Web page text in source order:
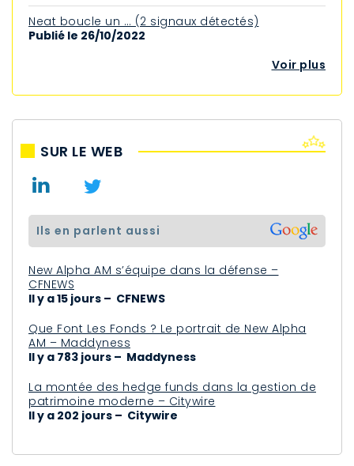
Neat boucle un … (2 signaux détectés)
Publié le 26/10/2022
Voir plus
SUR LE WEB
ils en parlent aussi
New Alpha AM s’équipe dans la défense –
CFNEWS
Il y a 15 jours – CFNEWS
Que Font Les Fonds ? Le portrait de New Alpha
AM – Maddyness
Il y a 783 jours – Maddyness
La montée des hedge funds dans la gestion de
patrimoine moderne – Citywire
Il y a 202 jours – Citywire